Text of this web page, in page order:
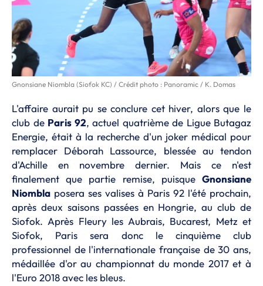
Gnonsiane Niombla (Siofok KC) / Crédit photo : Panoramic / K. Domas
L'affaire aurait pu se conclure cet hiver, alors que le
club de Paris 92, actuel quatrième de Ligue Butagaz
Energie, était à la recherche d'un joker médical pour
remplacer Déborah Lassource, blessée au tendon
d'Achille en novembre dernier. Mais ce n'est
finalement que partie remise, puisque Gnonsiane
Niombla posera ses valises à Paris 92 l'été prochain,
après deux saisons passées en Hongrie, au club de
Siofok. Après Fleury les Aubrais, Bucarest, Metz et
Siofok, Paris sera donc le cinquième club
professionnel de l'internationale française de 30 ans,
médaillée d'or au championnat du monde 2017 et à
l'Euro 2018 avec les bleus.